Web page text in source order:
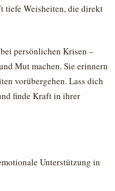
tiefe Weisheiten, die direkt
persönlichen Krisen –
Mut machen. Sie erinnern
vorübergehen. Lass dich
finde Kraft in ihrer
Unterstützung in